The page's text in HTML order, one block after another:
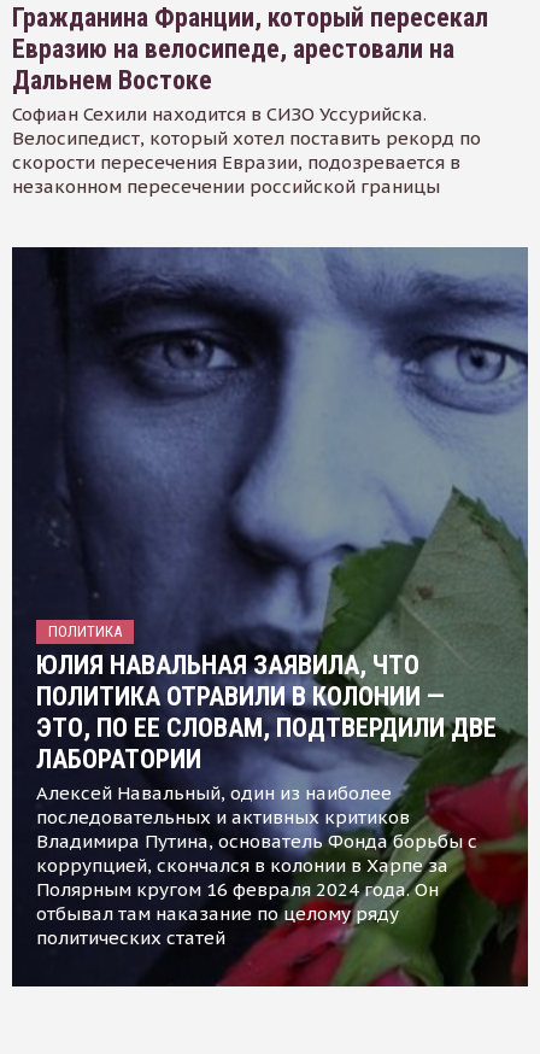
Гражданина Франции, который пересекал
Евразию на велосипеде, арестовали на
Дальнем Востоке
Софиан Сехили находится в СИЗО Уссурийска.
Велосипедист, который хотел поставить рекорд по
скорости пересечения Евразии, подозревается в
незаконном пересечении российской границы
ПОЛИТИКА
ЮЛИЯ НАВАЛЬНАЯ ЗАЯВИЛА, ЧТО
ПОЛИТИКА ОТРАВИЛИ В КОЛОНИИ —
ЭТО, ПО ЕЕ СЛОВАМ, ПОДТВЕРДИЛИ ДВЕ
ЛАБОРАТОРИИ
Алексей Навальный, один из наиболее
последовательных и активных критиков
Владимира Путина, основатель Фонда борьбы с
коррупцией, скончался в колонии в Харпе за
Полярным кругом 16 февраля 2024 года. Он
отбывал там наказание по целому ряду
политических статей